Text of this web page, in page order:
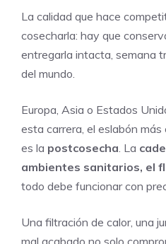
La calidad que hace
cosecharla: hay que
entregarla intacta, semana
del mundo.
Europa, Asia o Estados
esta carrera, el eslabón
es la postcosecha. La
ambientes sanitarios, el
todo debe funcionar con
Una filtración de calor, una